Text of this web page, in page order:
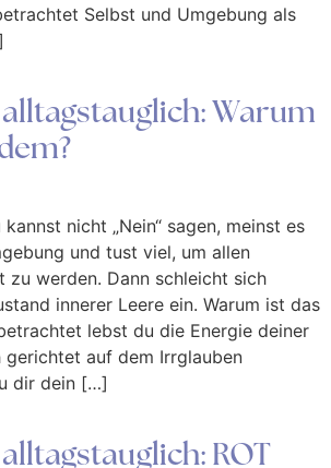
Selbst und Umgebung als
Warum
nicht „Nein“ sagen, meinst es
und tust viel, um allen
zu werden. Dann schleicht sich
innerer Leere ein. Warum ist das
lebst du die Energie deiner
gerichtet auf dem Irrglauben
dir dein […]
ROT